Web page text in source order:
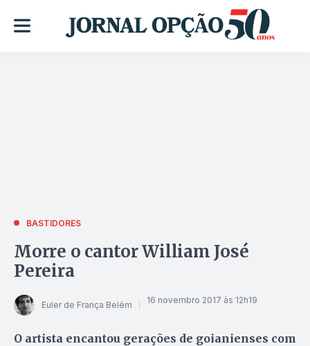
BASTIDORES
Morre o cantor William José
Pereira
Euler de França Belém 16 novembro 2017 às 12h19
O artista encantou gerações de goianienses com